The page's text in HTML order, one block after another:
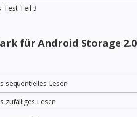
Test Teil 3
für Android Storage 2.0
sequentielles Lesen
zufälliges Lesen